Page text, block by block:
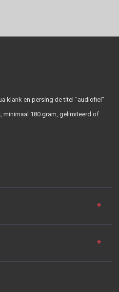
klank en persing de titel "audiofiel"
minimaal 180 gram, gelimiteerd of